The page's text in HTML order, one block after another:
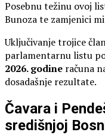
Posebnu težinu ovoj
Bunoza te zamjenici
Uključivanje trojice
parlamentarnu listu
2026. godine računa
dosadašnje rezultate.
Čavara i
središnjoj